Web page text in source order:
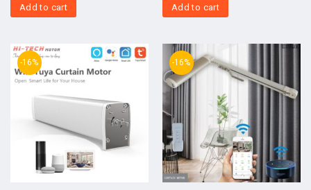
Add to cart Add to cart
-16% -16%